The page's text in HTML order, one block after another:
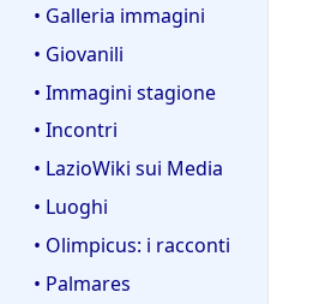
• Galleria immagini
• Giovanili
• Immagini stagione
• Incontri
• LazioWiki sui Media
• Luoghi
• Olimpicus: i racconti
• Palmares